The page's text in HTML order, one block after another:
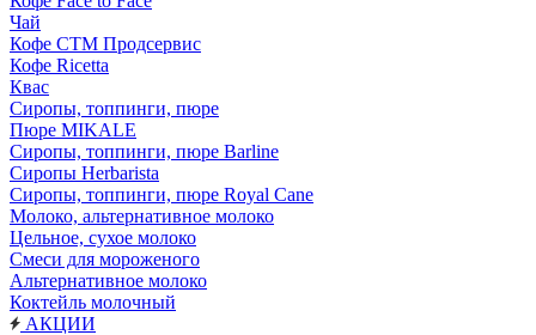
Чай
Кофе СТМ Продсервис
Кофе Ricetta
Квас
Сиропы, топпинги, пюре
Пюре MIKALE
Сиропы, топпинги, пюре Barline
Сиропы Herbarista
Сиропы, топпинги, пюре Royal Cane
Молоко, альтернативное молоко
Цельное, сухое молоко
Смеси для мороженого
Альтернативное молоко
Коктейль молочный
АКЦИИ